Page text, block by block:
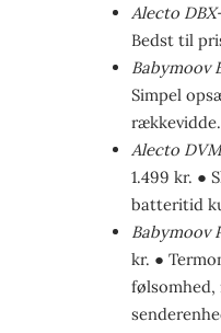
Alecto
Bedst til
Babymoov
Simpel
rækkevidde.
Alecto
1.499 kr. ●
batteritid
Babymoov
kr. ●
følsomhed,